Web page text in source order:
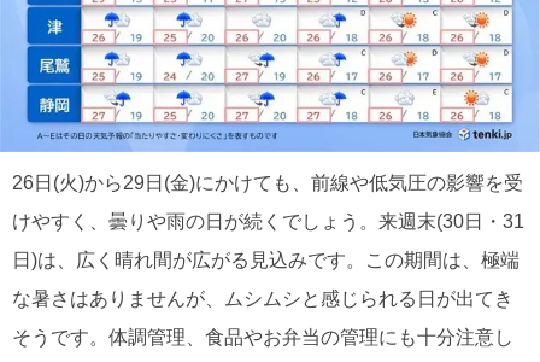
26日(火)から29日(金)にかけても、前線や低気圧の影響を受
けやすく、曇りや雨の日が続くでしょう。来週末(30日・31
日)は、広く晴れ間が広がる見込みです。この期間は、極端
な暑さはありませんが、ムシムシと感じられる日が出てき
そうです。体調管理、食品やお弁当の管理にも十分注意し